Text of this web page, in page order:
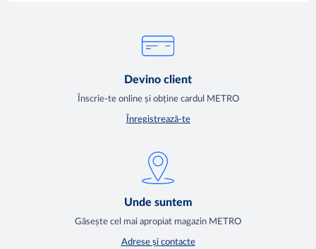
Devino client
Înscrie-te online și obține cardul METRO
Înregistrează-te
Unde suntem
Găsește cel mai apropiat magazin METRO
Adrese și contacte